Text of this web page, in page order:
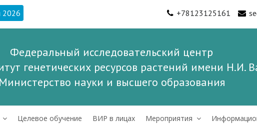
2026 +78123125161
Федеральный исследовательский центр
генетических ресурсов растений имени Н.И.
Министерство науки и высшего образования
Целевое обучение ВИР в лицах Мероприятия